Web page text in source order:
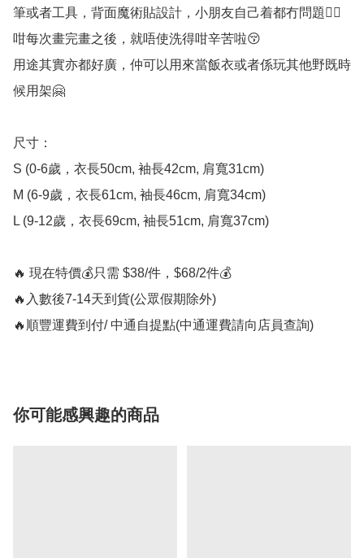
筆或者工具，背面魔術貼設計，小朋友自己着都冇問題👍🏻
咁每次畫完畫之後，就唔使洗得咁辛苦啦😚
用途其實亦都好廣，仲可以用來當飯衣或者係玩其他野既時
候用架🤗
尺寸：
S (0-6歲，衣長50cm, 袖長42cm, 肩寬31cm)
M (6-9歲，衣長61cm, 袖長46cm, 肩寬34cm)
L (9-12歲，衣長69cm, 袖長51cm, 肩寬37cm)
🔥 現在特價💰只需 $38/件，$68/2件💰
🔥入數後7-14天到貨(公眾假期除外)
🔥順豐運費到付/ 中通自提點(中通運費請向店員查詢)
你可能感興趣的商品